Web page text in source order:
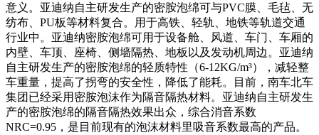
意义。亚迪纳自主研发生产的密胺泡绵可与PVC膜、毛毡、无
纺布、PU板等材料复合。用于高铁、轻轨、地铁等轨道交通
行业中。亚迪纳密胺泡绵可用于设备舱、风道、车门、车厢的
内壁、车顶、座椅、侧墙隔热、地板以及发动机周边。亚迪纳
自主研发生产的密胺泡绵的轻质特性（6-12KG/m³），减轻整
车重量，提高了拐弯的安全性，降低了能耗。目前，南车北车
集团已经采用密胺泡沫作为隔音隔热材料。亚迪纳自主研发生
产的密胺泡绵的隔音隔热效果出众，综合消音系数
NRC=0.95，是目前现有的泡沫材料里吸音系数最高的产品。